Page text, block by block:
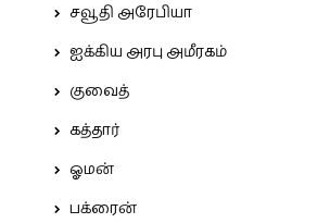
சவூதி அரேபியா
ஐக்கிய அரபு அமீரகம்
குவைத்
கத்தார்
ஓமன்
பக்ரைன்